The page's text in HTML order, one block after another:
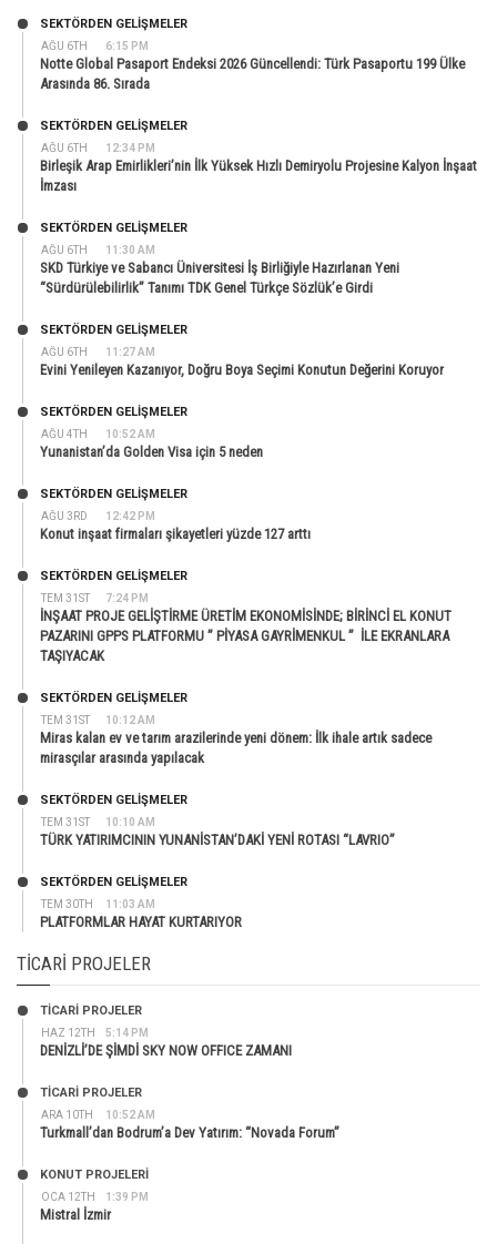
AĞU 6TH 6:15 PM
SEKTÖRDEN GELIŞMELER
Notte Global Pasaport Endeksi 2026 Güncellendi: Türk Pasaportu 199 Ülke
Arasında 86. Sırada
AĞU 6TH 12:34 PM
SEKTÖRDEN GELIŞMELER
Birleşik Arap Emirlikleri’nin İlk Yüksek Hızlı Demiryolu Projesine Kalyon İnşaat
İmzası
AĞU 6TH 11:30 AM
SEKTÖRDEN GELIŞMELER
SKD Türkiye ve Sabancı Üniversitesi İş Birliğiyle Hazırlanan Yeni
“Sürdürülebilirlik” Tanımı TDK Genel Türkçe Sözlük’e Girdi
AĞU 6TH 11:27 AM
SEKTÖRDEN GELIŞMELER
Evini Yenileyen Kazanıyor, Doğru Boya Seçimi Konutun Değerini Koruyor
AĞU 4TH 10:52 AM
SEKTÖRDEN GELIŞMELER
Yunanistan’da Golden Visa için 5 neden
AĞU 3RD 12:42 PM
SEKTÖRDEN GELIŞMELER
Konut inşaat firmaları şikayetleri yüzde 127 arttı
TEM 31ST 7:24 PM
SEKTÖRDEN GELIŞMELER
İNŞAAT PROJE GELİŞTİRME ÜRETİM EKONOMİSİNDE; BİRİNCİ EL KONUT
PAZARINI GPPS PLATFORMU ” PİYASA GAYRİMENKUL ” İLE EKRANLARA
TAŞIYACAK
TEM 31ST 10:12 AM
SEKTÖRDEN GELIŞMELER
Miras kalan ev ve tarım arazilerinde yeni dönem: İlk ihale artık sadece
mirasçılar arasında yapılacak
TEM 31ST 10:10 AM
SEKTÖRDEN GELIŞMELER
TÜRK YATIRIMCININ YUNANİSTAN’DAKİ YENİ ROTASI “LAVRIO”
TEM 30TH 11:03 AM
SEKTÖRDEN GELIŞMELER
PLATFORMLAR HAYAT KURTARIYOR
TICARI PROJELER
HAZ 12TH 5:14 PM
TİCARİ PROJELER
DENİZLİ’DE ŞİMDİ SKY NOW OFFICE ZAMANI
ARA 10TH 10:52 AM
TİCARİ PROJELER
Turkmall’dan Bodrum’a Dev Yatırım: “Novada Forum”
OCA 12TH 1:39 PM
KONUT PROJELERI
Mistral İzmir